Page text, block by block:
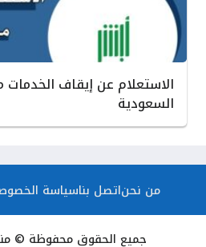
الاستعلام عن إيقاف
السعودية
من نحناتصل بناسياسة
جميع الحقوق محفوظة © منصة